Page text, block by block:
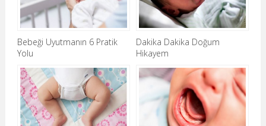
Bebeği Uyutmanın 6 Pratik
Yolu
Dakika Dakika Doğum
Hikayem